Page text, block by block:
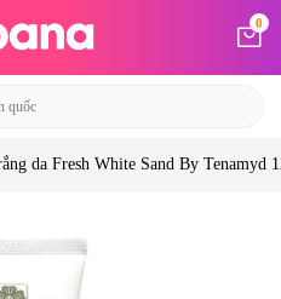
0
da Fresh White Sand By Tenamyd